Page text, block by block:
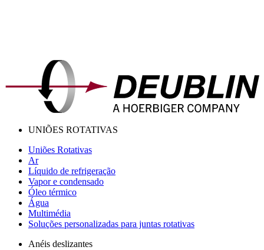
UNIÕES ROTATIVAS
Uniões Rotativas
Ar
Líquido de refrigeração
Vapor e condensado
Óleo térmico
Água
Multimédia
Soluções personalizadas para juntas rotativas
Anéis deslizantes